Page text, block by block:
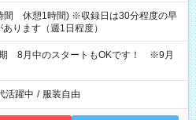
間 休憩1時間) ※収録日は30分程度の早
ります（週1日程度）
8月中のスタートもOKです！ ※9月
活躍中 / 服装自由